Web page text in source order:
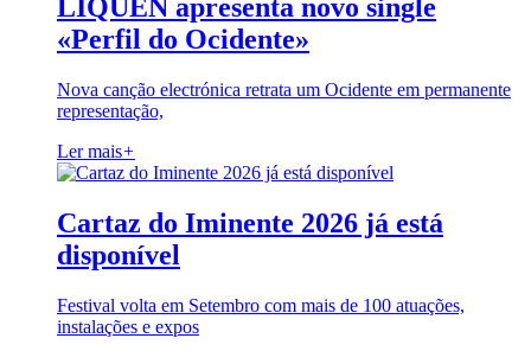
LÍQUEN apresenta novo single
«Perfil do Ocidente»
Nova canção electrónica retrata um Ocidente em permanente
representação,
Ler mais+
Cartaz do Iminente 2026 já está
disponível
Festival volta em Setembro com mais de 100 atuações,
instalações e expos